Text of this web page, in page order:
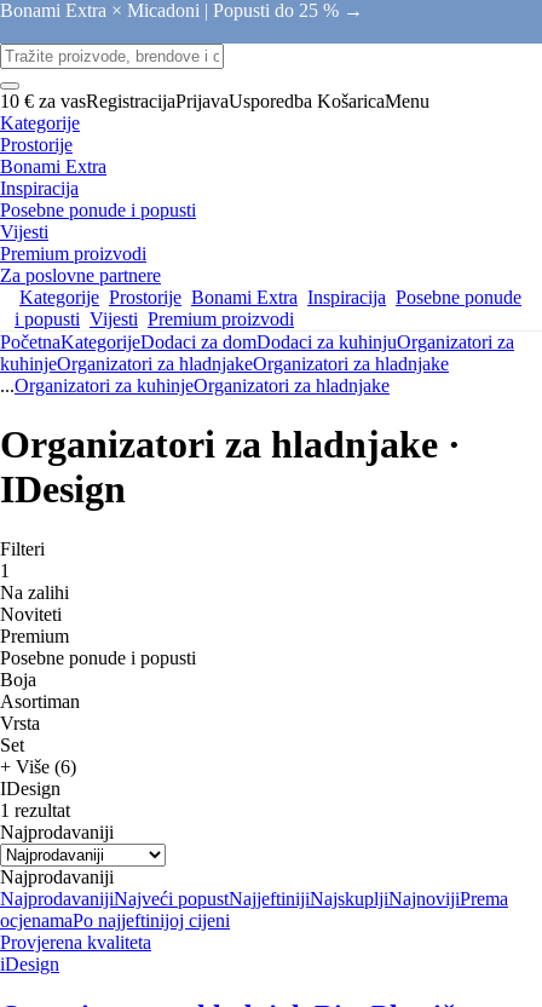
Bonami Extra × Micadoni | Popusti do 25 % →
10 € za vasRegistracijaPrijavaUsporedba KošaricaMenu
Kategorije
Prostorije
Bonami Extra
Inspiracija
Posebne ponude i popusti
Vijesti
Premium proizvodi
Za poslovne partnere
Kategorije Prostorije Bonami Extra Inspiracija Posebne ponude
i popusti Vijesti Premium proizvodi
PočetnaKategorijeDodaci za domDodaci za kuhinjuOrganizatori za
kuhinjeOrganizatori za hladnjakeOrganizatori za hladnjake
...Organizatori za kuhinjeOrganizatori za hladnjake
Organizatori za hladnjake ·
IDesign
Filteri
1
Na zalihi
Noviteti
Premium
Posebne ponude i popusti
Boja
Asortiman
Vrsta
Set
+ Više (6)
IDesign
1 rezultat
Najprodavaniji
Najprodavaniji
NajprodavanijiNajveći popustNajjeftinijiNajskupljiNajnovijiPrema
ocjenamaPo najjeftinijoj cijeni
Provjerena kvaliteta
iDesign